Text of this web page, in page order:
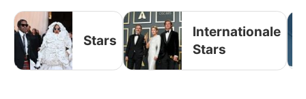
Stars
Internationale
Stars